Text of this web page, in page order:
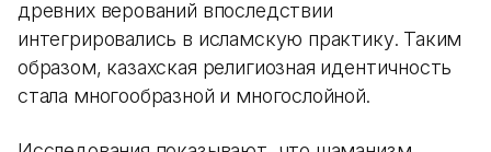
древних верований впоследствии
интегрировались в исламскую практику. Таким
образом, казахская религиозная идентичность
стала многообразной и многослойной.